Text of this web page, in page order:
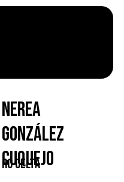
Nerea
González
Cuquejo
RC Celta